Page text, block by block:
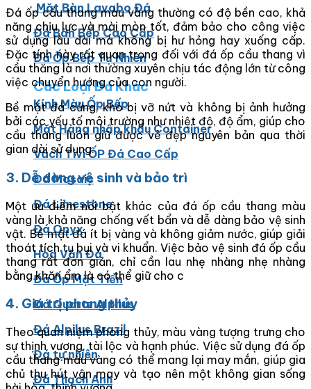
Mặt Bàn Lavabo Đá
Đá Bàn Bếp Cao Cấp
Đá Ốp Bếp Tự Nhiên
Các Loại Đá Khác
Kính Màu Ốp Bếp
Mặt Hàng nhập khẩu Container
Vách Tivi ỐP Đá Cao Cấp
Đá Mosaic
Đá Limestone
Đá Onyx
Hoa Văn Đá
Đá Ốp Mặt Tiền
Đá Quartz Alpilus
Đá Alpilus Brazil
Đá tự nhiên
Đá Thạch Anh
Đá ốp cầu thang màu vàng thường có độ bền cao, khả
năng chịu lực và mài mòn tốt, đảm bảo cho công việc
sử dụng lâu dài mà không bị hư hỏng hay xuống cấp.
Đặc tính này rất quan trọng đối với đá ốp cầu thang vì
cầu thăng là nơi thường xuyên chịu tác động lớn từ công
việc chuyển hướng của con người.
Bề mặt đá cứng, khó bị vỡ nứt và không bị ảnh hưởng
bởi các yếu tố môi trường như nhiệt độ, độ ẩm, giúp cho
cầu thang luôn giữ được vẻ đẹp nguyên bản qua thời
gian dài sử dụng.
3. Dễ dàng vệ sinh và bảo trì
Một ưu điểm nổi bật khác của đá ốp cầu thang màu
vàng là khả năng chống vết bẩn và dễ dàng bảo vệ sinh
vật. Bề mặt đá ít bị vàng và không giảm nước, giúp giải
thoát tích tụ bụi và vi khuẩn. Việc bảo vệ sinh đá ốp cầu
thang rất đơn giản, chỉ cần lau nhẹ nhàng nhẹ nhàng
bằng khăn ẩm là có thể giữ cho c
4. Giá trị phong thủy
Theo quan niệm phong thủy, màu vàng tượng trưng cho
sự thịnh vượng, tài lộc và hạnh phúc. Việc sử dụng đá ốp
cầu thang màu vàng có thể mang lại may mắn, giúp gia
chủ thu hút vận may và tạo nên một không gian sống